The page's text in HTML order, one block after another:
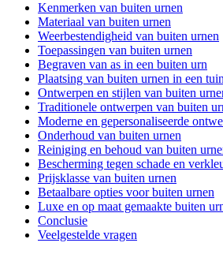
Kenmerken van buiten urnen
Materiaal van buiten urnen
Weerbestendigheid van buiten urnen
Toepassingen van buiten urnen
Begraven van as in een buiten urn
Plaatsing van buiten urnen in een tuin
Ontwerpen en stijlen van buiten
Traditionele ontwerpen van buiten
Moderne en gepersonaliseerde
Onderhoud van buiten urnen
Reiniging en behoud van buiten
Bescherming tegen schade en
Prijsklasse van buiten urnen
Betaalbare opties voor buiten urnen
Luxe en op maat gemaakte buiten
Conclusie
Veelgestelde vragen